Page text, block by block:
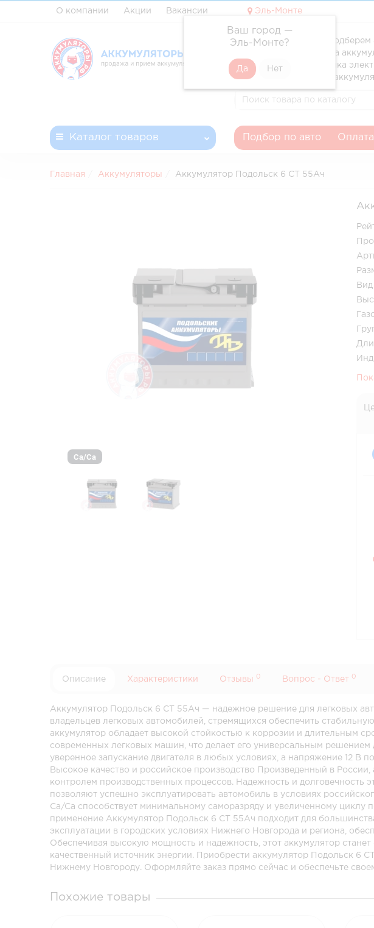
О компании Акции Вакансии Эль-Монте
Ваш город —
Эль-Монте?
✓ Профессионально подберем
✓ Доставка и установка
✓ Бесплатня диагностика
✓ Заплатим за старый
Каталог товаров Подбор по авто Оплата
Главная Аккумуляторы Аккумулятор Подольск 6 СТ 55Ач
Ca/Ca
Вид
Описание Характеристики Отзывы 0 Вопрос - Ответ 0
Аккумулятор Подольск 6 СТ 55Ач — надежное решение для легковых
владельцев легковых автомобилей, стремящихся обеспечить
аккумулятор обладает высокой стойкостью к коррозии и длительным
современных легковых машин, что делает его универсальным
уверенное запускание двигателя в любых условиях, а напряжение 12 В
Высокое качество и российское производство Произведенный в
контролем производственных процессов. Надежность и
позволяют успешно эксплуатировать автомобиль в условиях
Ca/Ca способствует минимальному саморазряду и увеличенному циклу
применение Аккумулятор Подольск 6 СТ 55Ач подходит для
эксплуатации в городских условиях Нижнего Новгорода и региона,
Обеспечивая высокую мощность и надежность, этот аккумулятор
качественный источник энергии. Приобрести аккумулятор Подольск 6
Нижнему Новгороду. Оформляйте заказ прямо сейчас и обеспечьте
Похожие товары